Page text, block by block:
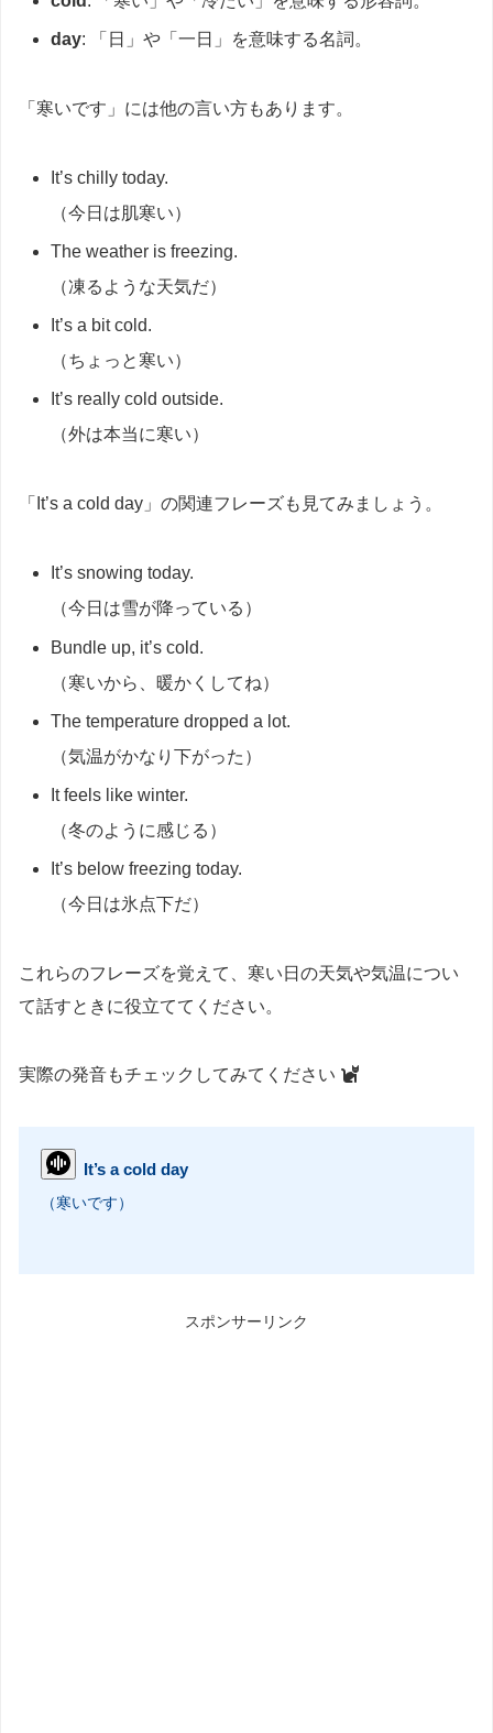
day: 「日」や「一日」を意味する名詞。
「寒いです」には他の言い方もあります。
It’s chilly today.
（今日は肌寒い）
The weather is freezing.
（凍るような天気だ）
It’s a bit cold.
（ちょっと寒い）
It’s really cold outside.
（外は本当に寒い）
「It’s a cold day」の関連フレーズも見てみましょう。
It’s snowing today.
（今日は雪が降っている）
Bundle up, it’s cold.
（寒いから、暖かくしてね）
The temperature dropped a lot.
（気温がかなり下がった）
It feels like winter.
（冬のように感じる）
It’s below freezing today.
（今日は氷点下だ）
これらのフレーズを覚えて、寒い日の天気や気温につい
て話すときに役立ててください。
実際の発音もチェックしてみてください
It’s a cold day
（寒いです）
スポンサーリンク